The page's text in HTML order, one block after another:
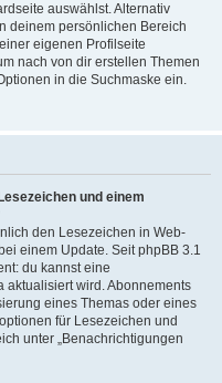
auswählst. Alternativ
deinem persönlichen Bereich
eigenen Profilseite
nach von dir erstellen Themen
in die Suchmaske ein.
und einem
den Lesezeichen in Web-
einem Update. Seit phpBB 3.1
du kannst eine
aktualisiert wird. Abonnements
eines Themas oder eines
für Lesezeichen und
unter „Benachrichtigungen